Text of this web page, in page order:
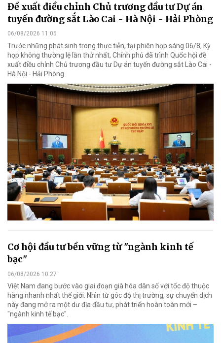
Đề xuất điều chỉnh Chủ trương đầu tư Dự án
tuyến đường sắt Lào Cai - Hà Nội - Hải Phòng
06/08/2026 11:05
Trước những phát sinh trong thực tiễn, tại phiên họp sáng 06/8, Kỳ
họp không thường lệ lần thứ nhất, Chính phủ đã trình Quốc hội đề
xuất điều chỉnh Chủ trương đầu tư Dự án tuyến đường sắt Lào Cai -
Hà Nội - Hải Phòng.
Cơ hội đầu tư bền vững từ "ngành kinh tế
bạc"
06/08/2026 10:27
Việt Nam đang bước vào giai đoạn già hóa dân số với tốc độ thuộc
hàng nhanh nhất thế giới. Nhìn từ góc độ thị trường, sự chuyển dịch
này đang mở ra một dư địa đầu tư, phát triển hoàn toàn mới –
"ngành kinh tế bạc".